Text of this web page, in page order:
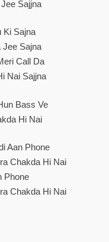
Sajjna
Ki Sajna
Jee Sajna
Call Da
Nai Sajjna
Bass Ve
Hi Nai
Aan Phone
Chakda Hi Nai
Phone
Chakda Hi Nai